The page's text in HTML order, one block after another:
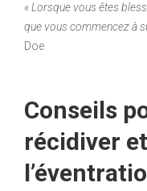
« Lorsque vous êtes
que vous commencez à
Doe
Conseils
récidiver